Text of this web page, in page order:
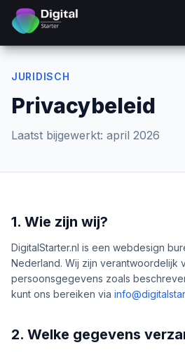
JURIDISCH
Privacybeleid
Laatst bijgewerkt: april 2026
1. Wie zijn wij?
DigitalStarter.nl is een webdesign
Nederland. Wij zijn verantwoordelijk
persoonsgegevens zoals
kunt ons bereiken via
2. Welke gegevens